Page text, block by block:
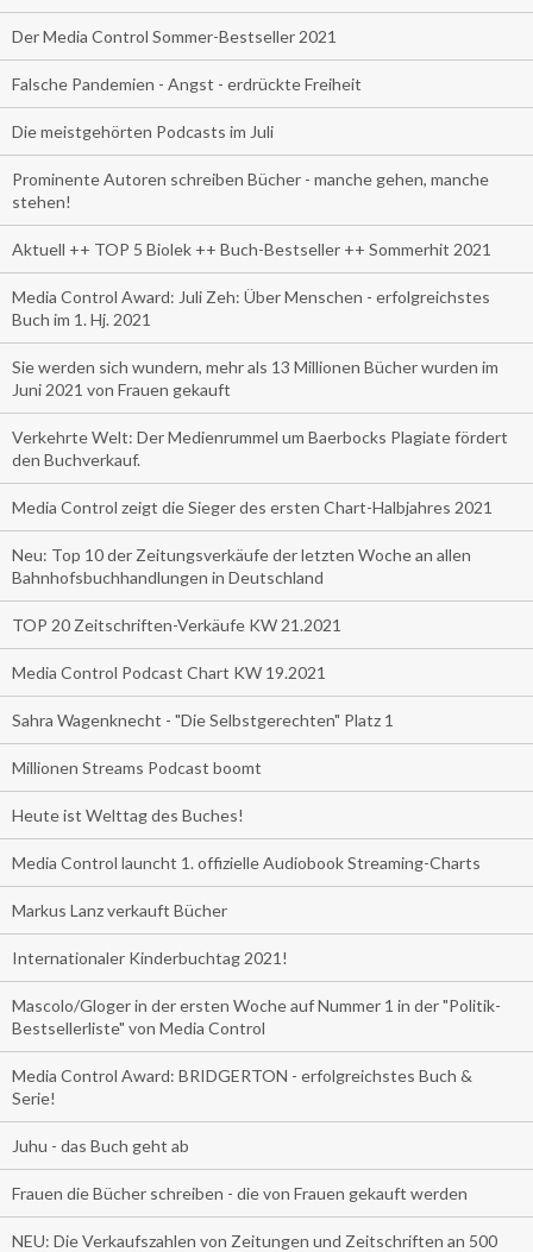
Der Media Control Sommer-Bestseller 2021
Falsche Pandemien - Angst - erdrückte Freiheit
Die meistgehörten Podcasts im Juli
Prominente Autoren schreiben Bücher - manche gehen, manche
stehen!
Aktuell ++ TOP 5 Biolek ++ Buch-Bestseller ++ Sommerhit 2021
Media Control Award: Juli Zeh: Über Menschen - erfolgreichstes
Buch im 1. Hj. 2021
Sie werden sich wundern, mehr als 13 Millionen Bücher wurden im
Juni 2021 von Frauen gekauft
Verkehrte Welt: Der Medienrummel um Baerbocks Plagiate fördert
den Buchverkauf.
Media Control zeigt die Sieger des ersten Chart-Halbjahres 2021
Neu: Top 10 der Zeitungsverkäufe der letzten Woche an allen
Bahnhofsbuchhandlungen in Deutschland
TOP 20 Zeitschriften-Verkäufe KW 21.2021
Media Control Podcast Chart KW 19.2021
Sahra Wagenknecht - "Die Selbstgerechten" Platz 1
Millionen Streams Podcast boomt
Heute ist Welttag des Buches!
Media Control launcht 1. offizielle Audiobook Streaming-Charts
Markus Lanz verkauft Bücher
Internationaler Kinderbuchtag 2021!
Mascolo/Gloger in der ersten Woche auf Nummer 1 in der "Politik-
Bestsellerliste" von Media Control
Media Control Award: BRIDGERTON - erfolgreichstes Buch &
Serie!
Juhu - das Buch geht ab
Frauen die Bücher schreiben - die von Frauen gekauft werden
NEU: Die Verkaufszahlen von Zeitungen und Zeitschriften an 500